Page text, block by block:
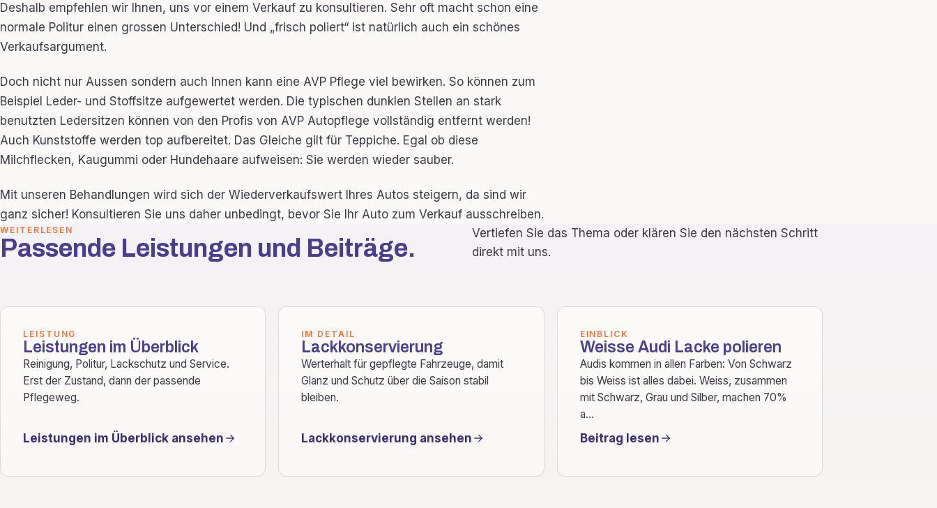
Deshalb empfehlen wir Ihnen, uns vor einem Verkauf zu konsultieren. Sehr oft macht schon eine
normale Politur einen grossen Unterschied! Und „frisch poliert“ ist natürlich auch ein schönes
Verkaufsargument.
Doch nicht nur Aussen sondern auch Innen kann eine AVP Pflege viel bewirken. So können zum
Beispiel Leder- und Stoffsitze aufgewertet werden. Die typischen dunklen Stellen an stark
benutzten Ledersitzen können von den Profis von AVP Autopflege vollständig entfernt werden!
Auch Kunststoffe werden top aufbereitet. Das Gleiche gilt für Teppiche. Egal ob diese
Milchflecken, Kaugummi oder Hundehaare aufweisen: Sie werden wieder sauber.
Mit unseren Behandlungen wird sich der Wiederverkaufswert Ihres Autos steigern, da sind wir
ganz sicher! Konsultieren Sie uns daher unbedingt, bevor Sie Ihr Auto zum Verkauf ausschreiben.
WEITERLESEN
Passende Leistungen und Beiträge.
Vertiefen Sie das Thema oder klären Sie den nächsten Schritt
direkt mit uns.
LEISTUNG
Leistungen im Überblick
Reinigung, Politur, Lackschutz und Service.
Erst der Zustand, dann der passende
Pflegeweg.
Leistungen im Überblick ansehen
IM DETAIL
Lackkonservierung
Werterhalt für gepflegte Fahrzeuge, damit
Glanz und Schutz über die Saison stabil
bleiben.
Lackkonservierung ansehen
EINBLICK
Weisse Audi Lacke polieren
Audis kommen in allen Farben: Von Schwarz
bis Weiss ist alles dabei. Weiss, zusammen
mit Schwarz, Grau und Silber, machen 70%
a...
Beitrag lesen